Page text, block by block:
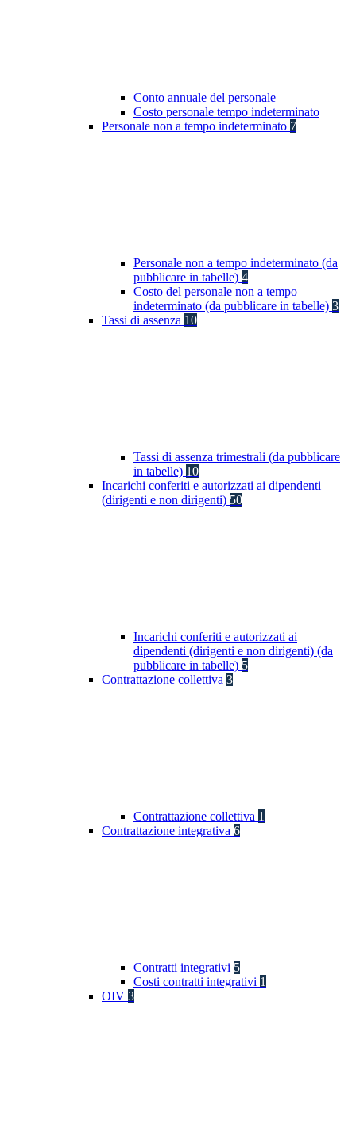
Conto annuale del personale
Costo personale tempo indeterminato
Personale non a tempo indeterminato 7
Personale non a tempo indeterminato (da
pubblicare in tabelle) 4
Costo del personale non a tempo
indeterminato (da pubblicare in tabelle) 3
Tassi di assenza 10
Tassi di assenza trimestrali (da pubblicare
in tabelle) 10
Incarichi conferiti e autorizzati ai dipendenti
(dirigenti e non dirigenti) 50
Incarichi conferiti e autorizzati ai
dipendenti (dirigenti e non dirigenti) (da
pubblicare in tabelle) 5
Contrattazione collettiva 3
Contrattazione collettiva 1
Contrattazione integrativa 6
Contratti integrativi 5
Costi contratti integrativi 1
OIV 3